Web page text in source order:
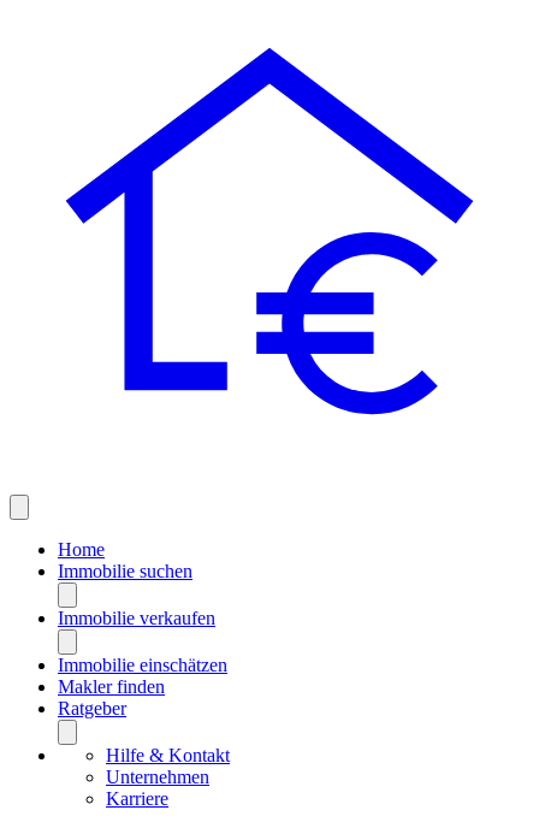
Home
Immobilie suchen
Immobilie verkaufen
Immobilie einschätzen
Makler finden
Ratgeber
Hilfe & Kontakt
Unternehmen
Karriere